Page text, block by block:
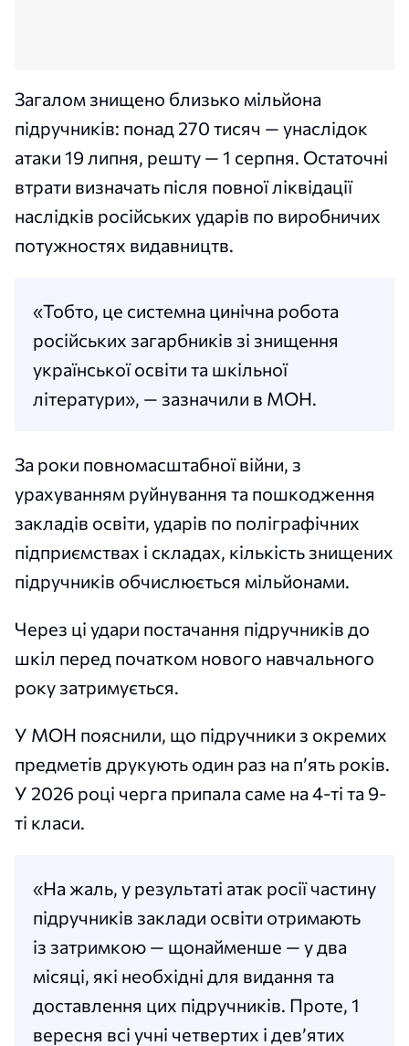
Загалом знищено близько мільйона
підручників: понад 270 тисяч — унаслідок
атаки 19 липня, решту — 1 серпня. Остаточні
втрати визначать після повної ліквідації
наслідків російських ударів по виробничих
потужностях видавництв.
«Тобто, це системна цинічна робота
російських загарбників зі знищення
української освіти та шкільної
літератури», — зазначили в МОН.
За роки повномасштабної війни, з
урахуванням руйнування та пошкодження
закладів освіти, ударів по поліграфічних
підприємствах і складах, кількість знищених
підручників обчислюється мільйонами.
Через ці удари постачання підручників до
шкіл перед початком нового навчального
року затримується.
У МОН пояснили, що підручники з окремих
предметів друкують один раз на п’ять років.
У 2026 році черга припала саме на 4-ті та 9-
ті класи.
«На жаль, у результаті атак росії частину
підручників заклади освіти отримають
із затримкою — щонайменше — у два
місяці, які необхідні для видання та
доставлення цих підручників. Проте, 1
вересня всі учні четвертих і дев’ятих